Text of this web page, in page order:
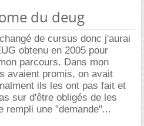
du deug
de cursus donc j'aurai
obtenu en 2005 pour
parcours. Dans mon
avaient promis, on avait
ils les ont pas fait et
sur d'être obligés de les
rempli une "demande"...